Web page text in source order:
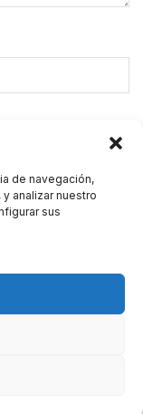
de navegación,
analizar nuestro
sus